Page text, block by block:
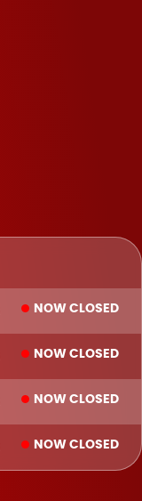
NOW CLOSED
NOW CLOSED
NOW CLOSED
NOW CLOSED